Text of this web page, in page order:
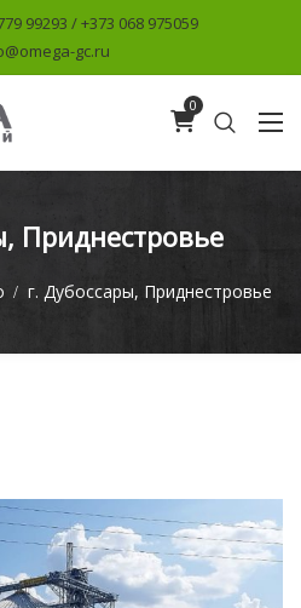
99293 / +373 068 975059
gc.ru
0
Приднестровье
г. Дубоссары, Приднестровье